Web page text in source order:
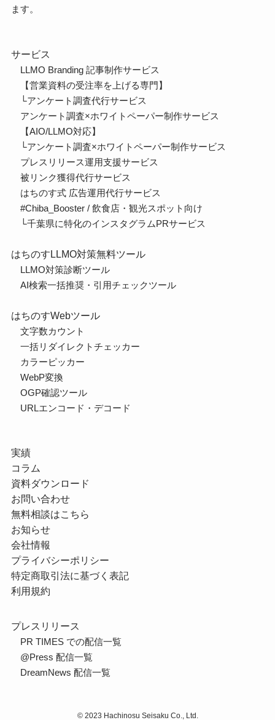
ます。
サービス
LLMO Branding 記事制作サービス
【営業資料の受注率を上げる専門】
└アンケート調査代行サービス
アンケート調査×ホワイトペーパー制作サービス
【AIO/LLMO対応】
└アンケート調査×ホワイトペーパー制作サービス
プレスリリース運用支援サービス
被リンク獲得代行サービス
はちのす式 広告運用代行サービス
#Chiba_Booster / 飲食店・観光スポット向け
└千葉県に特化のインスタグラムPRサービス
はちのすLLMO対策無料ツール
LLMO対策診断ツール
AI検索一括推奨・引用チェックツール
はちのすWebツール
文字数カウント
一括リダイレクトチェッカー
カラーピッカー
WebP変換
OGP確認ツール
URLエンコード・デコード
実績
コラム
資料ダウンロード
お問い合わせ
無料相談はこちら
お知らせ
会社情報
プライバシーポリシー
特定商取引法に基づく表記
利用規約
プレスリリース
PR TIMES での配信一覧
@Press 配信一覧
DreamNews 配信一覧
©2023 Hachinosu Seisaku Co., Ltd.